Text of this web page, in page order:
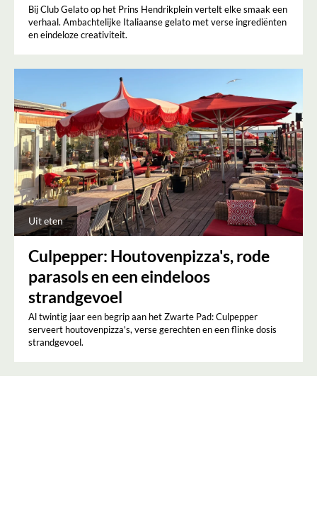
Bij Club Gelato op het Prins Hendrikplein vertelt elke smaak een
verhaal. Ambachtelijke Italiaanse gelato met verse ingrediënten
en eindeloze creativiteit.
Uit eten
Culpepper: Houtovenpizza's, rode
parasols en een eindeloos
strandgevoel
Al twintig jaar een begrip aan het Zwarte Pad: Culpepper
serveert houtovenpizza's, verse gerechten en een flinke dosis
strandgevoel.